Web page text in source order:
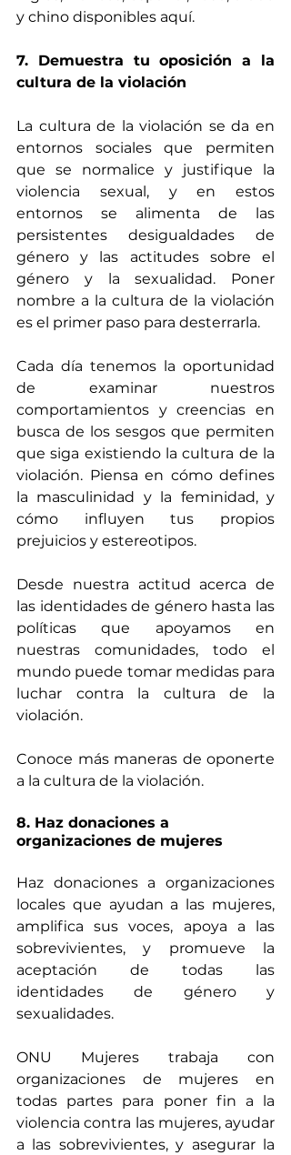
y chino disponibles aquí.
7. Demuestra tu oposición a la
cultura de la violación
La cultura de la violación se da en
entornos sociales que permiten
que se normalice y justifique la
violencia sexual, y en estos
entornos se alimenta de las
persistentes desigualdades de
género y las actitudes sobre el
género y la sexualidad. Poner
nombre a la cultura de la violación
es el primer paso para desterrarla.
Cada día tenemos la oportunidad
de examinar nuestros
comportamientos y creencias en
busca de los sesgos que permiten
que siga existiendo la cultura de la
violación. Piensa en cómo defines
la masculinidad y la feminidad, y
cómo influyen tus propios
prejuicios y estereotipos.
Desde nuestra actitud acerca de
las identidades de género hasta las
políticas que apoyamos en
nuestras comunidades, todo el
mundo puede tomar medidas para
luchar contra la cultura de la
violación.
Conoce más maneras de oponerte
a la cultura de la violación.
8. Haz donaciones a
organizaciones de mujeres
Haz donaciones a organizaciones
locales que ayudan a las mujeres,
amplifica sus voces, apoya a las
sobrevivientes, y promueve la
aceptación de todas las
identidades de género y
sexualidades.
ONU Mujeres trabaja con
organizaciones de mujeres en
todas partes para poner fin a la
violencia contra las mujeres, ayudar
a las sobrevivientes, y asegurar la